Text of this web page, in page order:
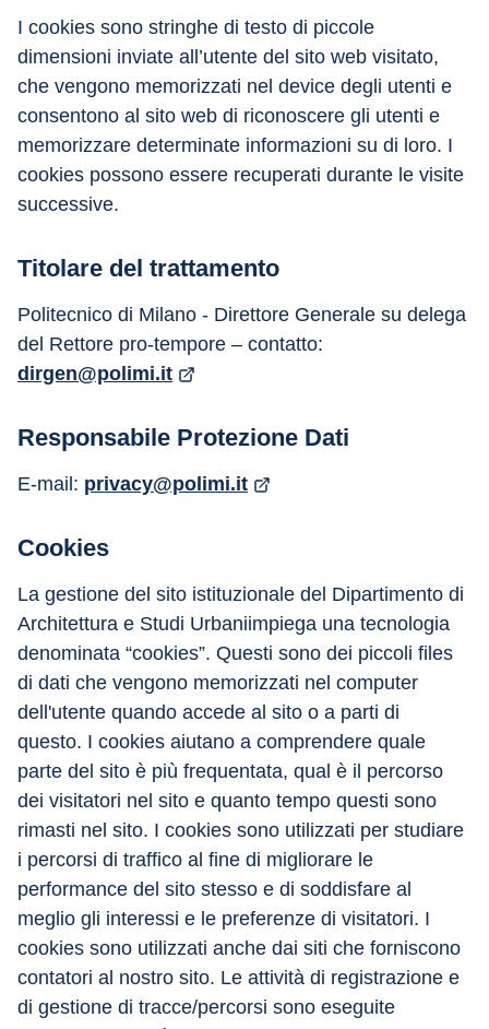
I cookies sono stringhe di testo di piccole
dimensioni inviate all’utente del sito web visitato,
che vengono memorizzati nel device degli utenti e
consentono al sito web di riconoscere gli utenti e
memorizzare determinate informazioni su di loro. I
cookies possono essere recuperati durante le visite
successive.
Titolare del trattamento
Politecnico di Milano - Direttore Generale su delega
del Rettore pro-tempore – contatto:
dirgen@polimi.it
Responsabile Protezione Dati
E-mail: privacy@polimi.it
Cookies
La gestione del sito istituzionale del Dipartimento di
Architettura e Studi Urbaniimpiega una tecnologia
denominata “cookies”. Questi sono dei piccoli files
di dati che vengono memorizzati nel computer
dell'utente quando accede al sito o a parti di
questo. I cookies aiutano a comprendere quale
parte del sito è più frequentata, qual è il percorso
dei visitatori nel sito e quanto tempo questi sono
rimasti nel sito. I cookies sono utilizzati per studiare
i percorsi di traffico al fine di migliorare le
performance del sito stesso e di soddisfare al
meglio gli interessi e le preferenze di visitatori. I
cookies sono utilizzati anche dai siti che forniscono
contatori al nostro sito. Le attività di registrazione e
di gestione di tracce/percorsi sono eseguite